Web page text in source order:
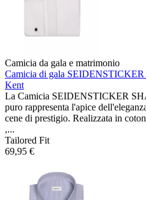
Camicia da gala e matrimonio
Camicia di gala
Kent
La Camicia SEIDENSTICKER
puro rappresenta l'apice
cene di prestigio. Realizzata in
,...
Tailored Fit
69,95 €